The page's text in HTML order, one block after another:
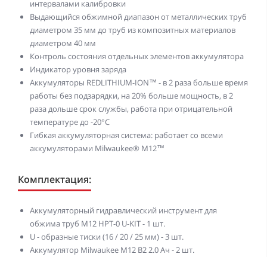
интервалами калибровки
Выдающийся обжимной диапазон от металлических труб
диаметром 35 мм до труб из композитных материалов
диаметром 40 мм
Контроль состояния отдельных элементов аккумулятора
Индикатор уровня заряда
Аккумуляторы REDLITHIUM-ION™ - в 2 раза больше время
работы без подзарядки, на 20% больше мощность, в 2
раза дольше срок службы, работа при отрицательной
температуре до -20°С
Гибкая аккумуляторная система: работает со всеми
аккумуляторами Milwaukee® M12™
Комплектация:
Аккумуляторный гидравлический инструмент для
обжима труб M12 HPT-0 U-KIT - 1 шт.
U - образные тиски (16 / 20 / 25 мм) - 3 шт.
Аккумулятор Milwaukee M12 B2 2.0 Ач - 2 шт.